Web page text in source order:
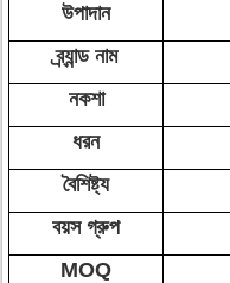
উপাদান
ব্র্যান্ড নাম
নকশা
ধরন
বৈশিষ্ট্য
বয়স গ্রুপ
MOQ